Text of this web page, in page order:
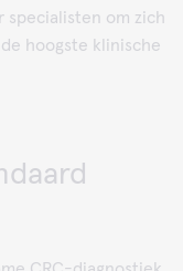
specialisten om zich
hoogste klinische